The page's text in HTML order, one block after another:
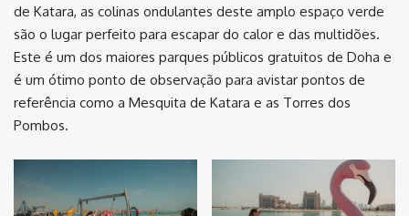
de Katara, as colinas ondulantes deste amplo espaço verde
são o lugar perfeito para escapar do calor e das multidões.
Este é um dos maiores parques públicos gratuitos de Doha e
é um ótimo ponto de observação para avistar pontos de
referência como a Mesquita de Katara e as Torres dos
Pombos.